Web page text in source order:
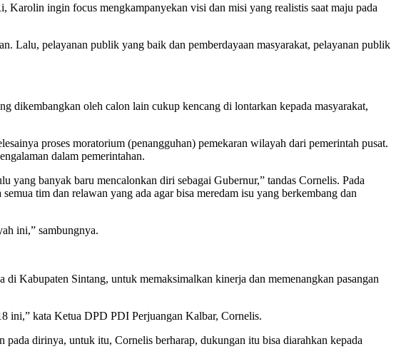
Karolin ingin focus mengkampanyekan visi dan misi yang realistis saat maju pada
Lalu, pelayanan publik yang baik dan pemberdayaan masyarakat, pelayanan publik
dikembangkan oleh calon lain cukup kencang di lontarkan kepada masyarakat,
proses moratorium (penangguhan) pemekaran wilayah dari pemerintah pusat.
dalam pemerintahan.
yang banyak baru mencalonkan diri sebagai Gubernur,” tandas Cornelis. Pada
tim dan relawan yang ada agar bisa meredam isu yang berkembang dan
ini,” sambungnya.
Kabupaten Sintang, untuk memaksimalkan kinerja dan memenangkan pasangan
ini,” kata Ketua DPD PDI Perjuangan Kalbar, Cornelis.
dirinya, untuk itu, Cornelis berharap, dukungan itu bisa diarahkan kepada